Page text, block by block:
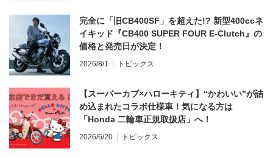
完全に「旧CB400SF」を超えた!? 新型400ccネ
イキッド『CB400 SUPER FOUR E-Clutch』の
価格と発売日が決定！
2026/8/1 トピックス
【スーパーカブ×ハローキティ】“かわいい”が詰
め込まれたコラボ仕様車！気になる方は
「Honda 二輪車正規取扱店」へ！
2026/6/20 トピックス